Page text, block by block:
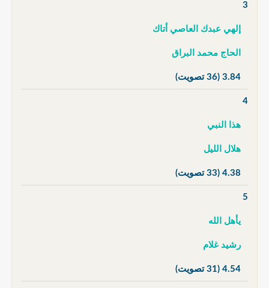
3
إلهي عبدك العاصي أتاك
الحاج محمد البراق
3.84 (36 تصويت)
4
هذا النبي
هلال الليل
4.38 (33 تصويت)
5
يأهل الله
رشيد غلام
4.54 (31 تصويت)